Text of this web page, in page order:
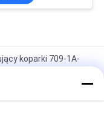
koparki 709-1A-
sterującymi